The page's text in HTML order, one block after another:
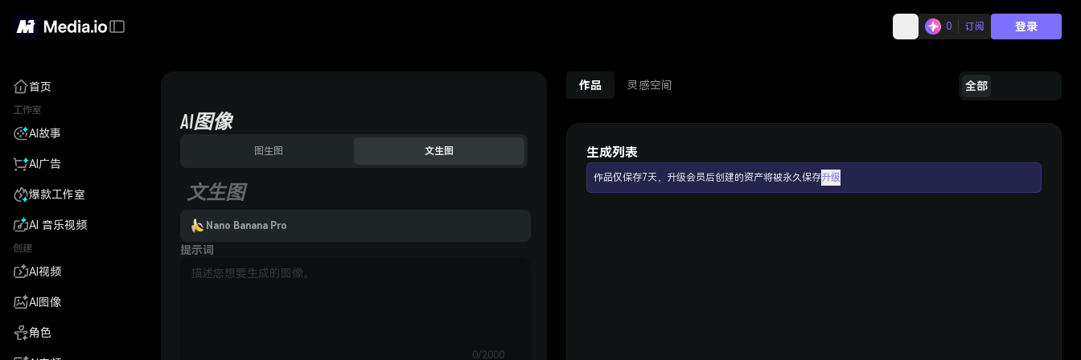
0 订阅 登录
首页
工作室
AI故事
AI广告
爆款工作室
AI 音乐视频
创建
AI视频
AI图像
角色
AI图像
图生图 文生图
文生图
Nano Banana Pro
提示词
0/2000
作品 灵感空间 全部
生成列表
作品仅保存7天，升级会员后创建的资产将被永久保存升级